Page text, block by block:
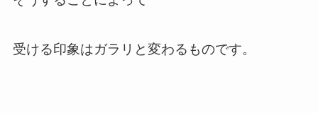
受ける印象はガラリと変わるものです。